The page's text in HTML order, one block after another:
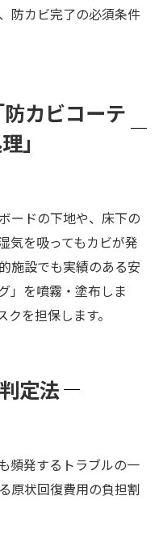
防カビ完了の必須条件
カビコーテ
」
ードの下地や、床下の
気を吸ってもカビが発
施設でも実績のある安
」を噴霧・塗布しま
を担保します。
定法
頻発するトラブルの一
原状回復費用の負担割